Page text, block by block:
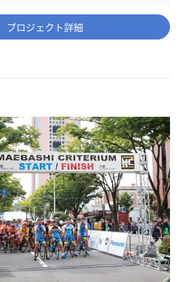
プロジェクト詳細